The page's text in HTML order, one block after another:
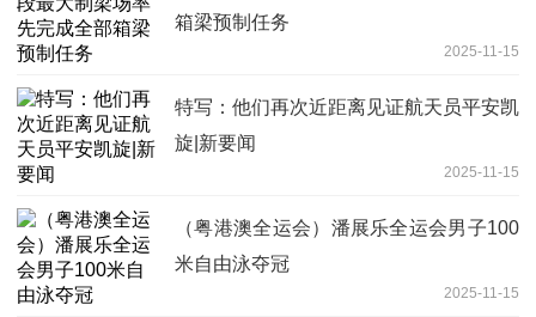
箱梁预制任务
2025-11-15
特写：他们再次近距离见证航天员平安凯
旋|新要闻
2025-11-15
（粤港澳全运会）潘展乐全运会男子100
米自由泳夺冠
2025-11-15